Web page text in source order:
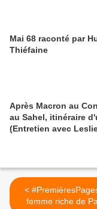
Mai 68 raconté par
Thiéfaine
Après Macron au
au Sahel, itinéraire
(Entretien avec
< #PremièresPages / La
femme riche de